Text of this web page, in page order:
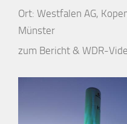
Ort: Westfalen AG,
Münster
zum Bericht & WDR-